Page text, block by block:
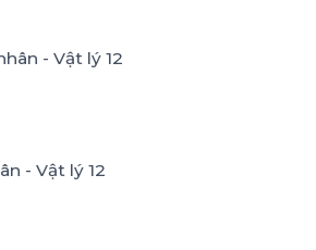
- Vật lý 12
- Vật lý 12